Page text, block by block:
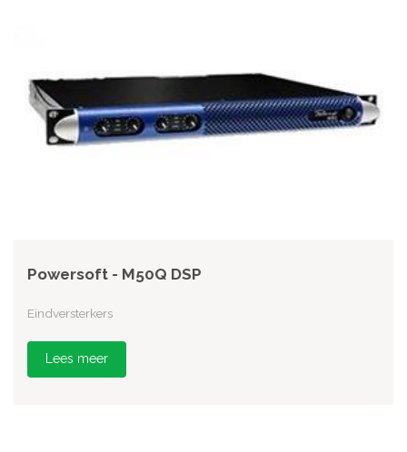
Powersoft - M50Q DSP
Eindversterkers
Lees meer